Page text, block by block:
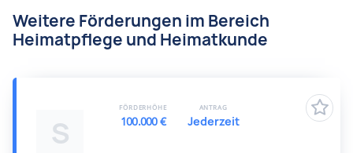
Weitere Förderungen im Bereich
Heimatpflege und Heimatkunde
S
FÖRDERHÖHE
100.000 €
ANTRAG
Jederzeit